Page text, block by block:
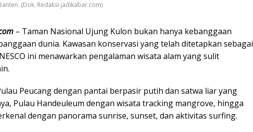
(Dok. Redaksi jadikabar.com)
– Taman Nasional Ujung Kulon bukan hanya kebanggaan
dunia. Kawasan konservasi yang telah ditetapkan sebagai
ini menawarkan pengalaman wisata alam yang sulit
Peucang dengan pantai berpasir putih dan satwa liar yang
Pulau Handeuleum dengan wisata tracking mangrove, hingga
dengan panorama sunrise, sunset, dan aktivitas surfing.